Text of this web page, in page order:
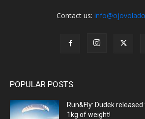
Contact us:
POPULAR POSTS
Run&Fly: Dudek
1kg of weight!